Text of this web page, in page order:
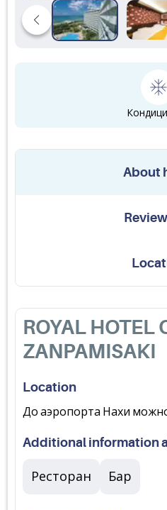
About
ROYAL HOTEL
ZANPAMISAKI
Location
До аэропорта Нахи можно
Additional information
Ресторан Бар